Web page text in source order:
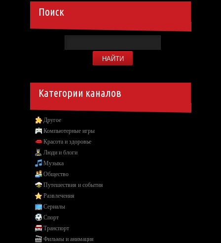
Поиск
Категории каналов
Другое
Компьютерные игры
Красота и здоровье
Люди и блоги
Музыка
Общество
Путешествия и события
Развлечения
Сериалы
Спорт
Транспорт
Фильмы и анимация